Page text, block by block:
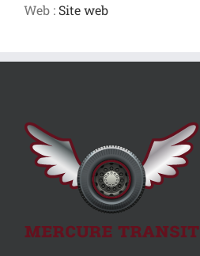
Web : Site web